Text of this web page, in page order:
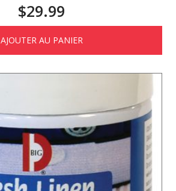
$29.99
AJOUTER AU PANIER